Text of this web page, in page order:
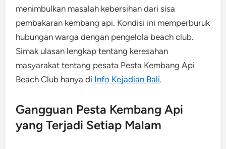
menimbulkan masalah kebersihan dari sisa
pembakaran kembang api. Kondisi ini memperburuk
hubungan warga dengan pengelola beach club.
Simak ulasan lengkap tentang keresahan
masyarakat tentang pesata Pesta Kembang Api
Beach Club hanya di Info Kejadian Bali.
Gangguan Pesta Kembang Api
yang Terjadi Setiap Malam